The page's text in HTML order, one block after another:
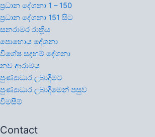
ප්‍රධාන දේශනා 1 – 150
ප්‍රධාන දේශනා 151 සිට
සනරාමර රාත්‍රිය
පොහොය දේශනා
විශේෂ සදහම් දේශනා
නව ආරාමය
පුණ්‍යාධාර ලබාදීමට
පුණ්‍යාධාර ලබාදීමෙන් පසුව
විමසීම්
Contact